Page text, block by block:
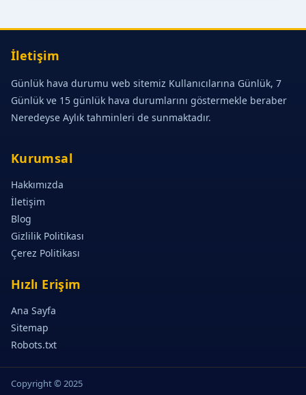
İletişim
Günlük hava durumu web sitemiz Kullanıcılarına Günlük, 7
Günlük ve 15 günlük hava durumlarını göstermekle beraber
Neredeyse Aylık tahminleri de sunmaktadır.
Kurumsal
Hakkımızda
İletişim
Blog
Gizlilik Politikası
Çerez Politikası
Hızlı Erişim
Ana Sayfa
Sitemap
Robots.txt
Copyright © 2025